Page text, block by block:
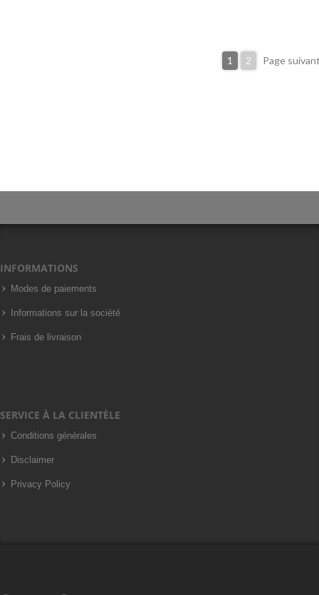
1 2 Page
INFORMATIONS
Modes de paiements
Informations sur la société
Frais de livraison
SERVICE À LA CLIENTÈLE
Conditions générales
Disclaimer
Privacy Policy